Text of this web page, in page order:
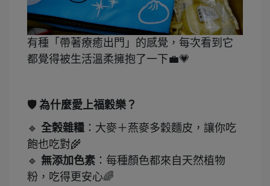
有種「帶著療癒出門」的感覺，每次看到它
都覺得被生活溫柔擁抱了一下💼💗
🛡️為什麼愛上福穀樂？
🔹 全榖雜糧 ：大麥＋燕麥多穀麵皮，讓你吃
飽也吃對🌾
🔹 無添加色素 ：每種顏色都來自天然植物
粉，吃得更安心🌈